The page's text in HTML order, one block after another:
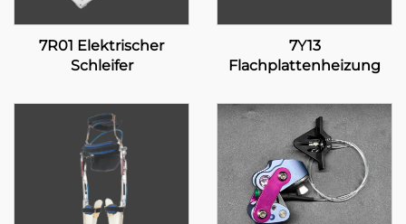
7R01 Elektrischer
Schleifer
7Y13
Flachplattenheizung